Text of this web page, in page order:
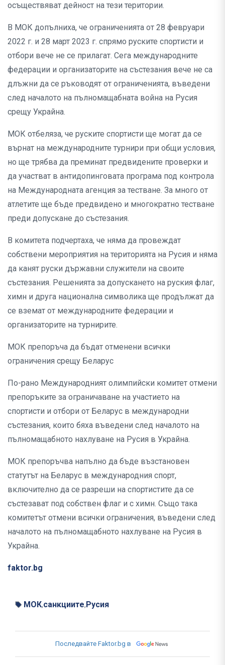
осъществяват дейност на тези територии.
В МОК допълниха, че ограниченията от 28 февруари
2022 г. и 28 март 2023 г. спрямо руските спортисти и
отбори вече не се прилагат. Сега международните
федерации и организаторите на състезания вече не са
длъжни да се ръководят от ограниченията, въведени
след началото на пълномащабната война на Русия
срещу Украйна.
МОК отбеляза, че руските спортисти ще могат да се
върнат на международните турнири при общи условия,
но ще трябва да преминат предвидените проверки и
да участват в антидопинговата програма под контрола
на Международната агенция за тестване. За много от
атлетите ще бъде предвидено и многократно тестване
преди допускане до състезания.
В комитета подчертаха, че няма да провеждат
собствени мероприятия на територията на Русия и няма
да канят руски държавни служители на своите
състезания. Решенията за допускането на руския флаг,
химн и друга национална символика ще продължат да
се вземат от международните федерации и
организаторите на турнирите.
МОК препоръча да бъдат отменени всички
ограничения срещу Беларус
По-рано Международният олимпийски комитет отмени
препоръките за ограничаване на участието на
спортисти и отбори от Беларус в международни
състезания, които бяха въведени след началото на
пълномащабното нахлуване на Русия в Украйна.
МОК препоръчва напълно да бъде възстановен
статутът на Беларус в международния спорт,
включително да се разреши на спортистите да се
състезават под собствен флаг и с химн. Също така
комитетът отмени всички ограничения, въведени след
началото на пълномащабното нахлуване на Русия в
Украйна.
faktor.bg
МОК,санкциите, Русия
Последвайте Faktor.bg в